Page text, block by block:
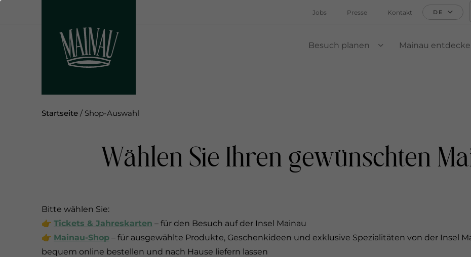
Jobs Presse Kontakt DE
Besuch planen
VIEW SUBMENU
Mainau
Startseite / Shop-Auswahl
Wählen Sie Ihren gewünschten
Bitte wählen Sie:
👉 Tickets & Jahreskarten – für den Besuch auf der Insel Mainau
👉 Mainau-Shop – für ausgewählte Produkte, Geschenkideen und exklusive Spezialitäten von der Insel
bequem online bestellen und nach Hause liefern lassen